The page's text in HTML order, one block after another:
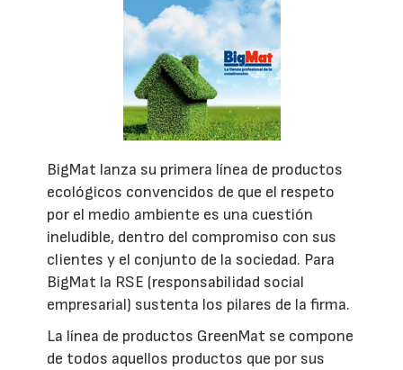
BigMat lanza su primera línea de productos
ecológicos convencidos de que el respeto
por el medio ambiente es una cuestión
ineludible, dentro del compromiso con sus
clientes y el conjunto de la sociedad. Para
BigMat la RSE (responsabilidad social
empresarial) sustenta los pilares de la firma.
La línea de productos GreenMat se compone
de todos aquellos productos que por sus